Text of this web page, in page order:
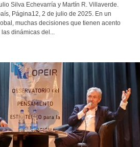
Silva Echevarría y Martín R. Villaverde.
Página12, 2 de julio de 2025. En un
muchas decisiones que tienen acento
dinámicas del...